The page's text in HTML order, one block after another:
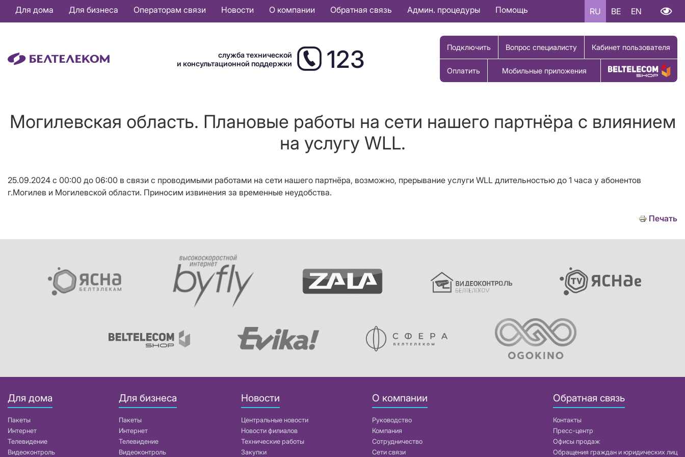
Основная
навигация
Для дома Для бизнеса Операторам связи Новости О компании Обратная связь Админ. процедуры Помощь RU BE EN
служба технической
и консультационной поддержки
123 Подключить Вопрос специалисту Кабинет пользователя
Оплатить Мобильные приложения Купить товар
Могилевская область. Плановые работы на сети нашего партнёра с влиянием
на услугу WLL.
25.09.2024 с 00:00 до 06:00 в связи с проводимыми работами на сети нашего партнёра, возможно, прерывание услуги WLL длительностью до 1 часа у абонентов
г.Могилев и Могилевской области. Приносим извинения за временные неудобства.
Печать
Для дома
Пакеты
Интернет
Телевидение
Видеоконтроль
Для бизнеса
Пакеты
Интернет
Телевидение
Видеоконтроль
Новости
Центральные новости
Новости филиалов
Технические работы
Закупки
О компании
Руководство
Компания
Сотрудничество
Сети связи
Обратная связь
Контакты
Пресс-центр
Офисы продаж
Обращения граждан и юридических лиц